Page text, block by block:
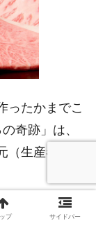
ったかまでこ
奇跡」は、
生産者）が
プ サイドバー